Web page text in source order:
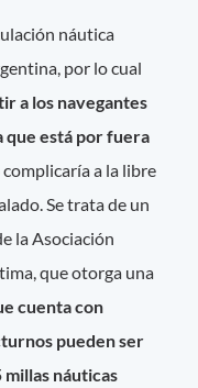
náutica
por lo cual
a los navegantes
que está por fuera
complicaría a la libre
Se trata de un
la Asociación
que otorga una
cuenta con
pueden ser
millas náuticas